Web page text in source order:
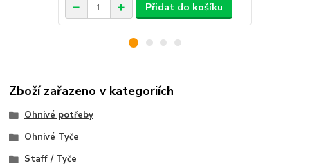
Přidat do košíku
Zboží zařazeno v kategoriích
Ohnivé potřeby
Ohnivé Tyče
Staff / Tyče